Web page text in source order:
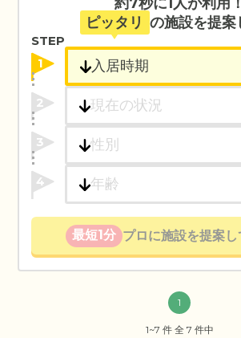
ピッタリ の施設を提案
STEP
1
2
3
4
最短1分 プロに施設を提案し
1
1~7 件 全 7 件中